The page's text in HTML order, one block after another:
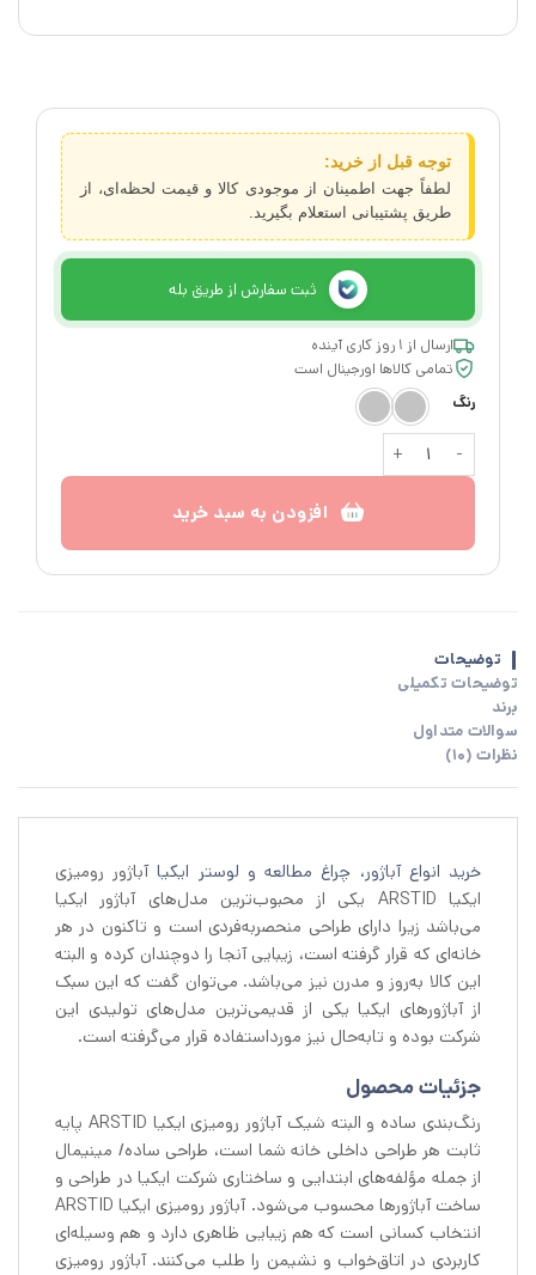
توجه قبل از خرید:
لطفاً جهت اطمینان از موجودی کالا و قیمت لحظه‌ای، از
طریق پشتیبانی استعلام بگیرید.
ثبت سفارش از طریق بله
ارسال از ۱ روز کاری آینده
تمامی کالاها اورجینال است
رنگ
آباژور رومیزی ایکیا ARSTID عدد
افزودن به سبد خرید
توضیحات
توضیحات تکمیلی
برند
سوالات متداول
نظرات (10)
خرید انواع آباژور، چراغ مطالعه و لوستر ایکیاآباژور رومیزی
ایکیا ARSTID یکی از محبوب‌ترین مدل‌های آباژور ایکیا
می‌باشد زیرا دارای طراحی منحصربه‌فردی است و تاکنون در هر
خانه‌ای که قرار گرفته است، زیبایی آنجا را دوچندان کرده و البته
این کالا به‌روز و مدرن نیز می‌باشد. می‌توان گفت که این سبک
از آباژورهای ایکیا یکی از قدیمی‌ترین مدل‌های تولیدی این
شرکت بوده و تابه‌حال نیز مورداستفاده قرار می‌گرفته است.
جزئیات محصول
رنگ‌بندی ساده و البته شیک آباژور رومیزی ایکیا ARSTID پایه
ثابت هر طراحی داخلی خانه شما است، طراحی ساده/ مینیمال
از جمله مؤلفه‌های ابتدایی و ساختاری شرکت ایکیا در طراحی و
ساخت آباژورها محسوب می‌شود. آباژور رومیزی ایکیا ARSTID
انتخاب کسانی است که هم زیبایی ظاهری دارد و هم وسیله‌ای
کاربردی در اتاق‌خواب و نشیمن را طلب می‌کنند. آباژور رومیزی